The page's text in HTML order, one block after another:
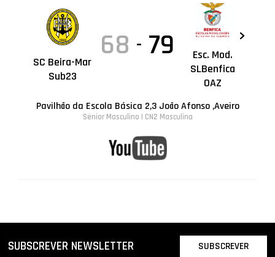
SC Beira-Mar
Sub23
68 - 79
Esc. Mod.
SLBenfica
OAZ
Pavilhão da Escola Básica 2,3 João Afonso ,Aveiro
Sénior Masculino | CN2 Masculina
SUBSCREVER NEWSLETTER SUBSCREVER